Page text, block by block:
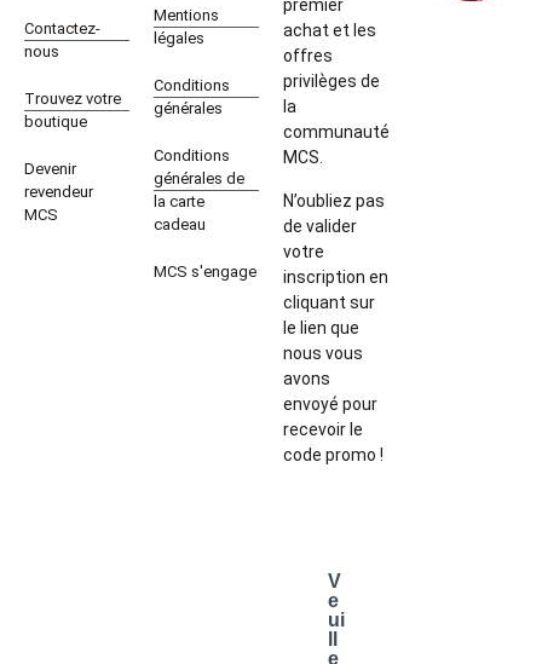
Contactez-
nous
Trouvez votre
boutique
Devenir
revendeur
MCS
Mentions
légales
Conditions
générales
Conditions
générales de
la carte
cadeau
MCS s'engage
premier
achat et les
offres
privilèges de
la
communauté
MCS.
N’oubliez pas
de valider
votre
inscription en
cliquant sur
le lien que
nous vous
avons
envoyé pour
recevoir le
code promo !
V
e
ui
e